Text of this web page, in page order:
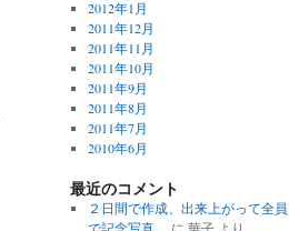
2012年1月
2011年12月
2011年11月
2011年10月
2011年9月
2011年8月
2011年7月
2010年6月
最近のコメント
２日間で作成、出来上がって全員